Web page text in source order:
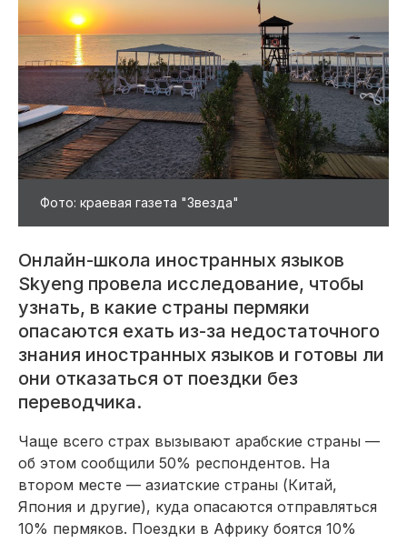
Фото: краевая газета "Звезда"
Онлайн-школа иностранных языков
Skyeng провела исследование, чтобы
узнать, в какие страны пермяки
опасаются ехать из-за недостаточного
знания иностранных языков и готовы ли
они отказаться от поездки без
переводчика.
Чаще всего страх вызывают арабские страны —
об этом сообщили 50% респондентов. На
втором месте — азиатские страны (Китай,
Япония и другие), куда опасаются отправляться
10% пермяков. Поездки в Африку боятся 10%